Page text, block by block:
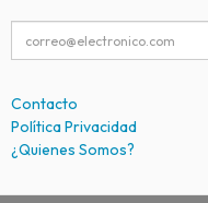
Contacto
Política Privacidad
¿Quienes Somos?